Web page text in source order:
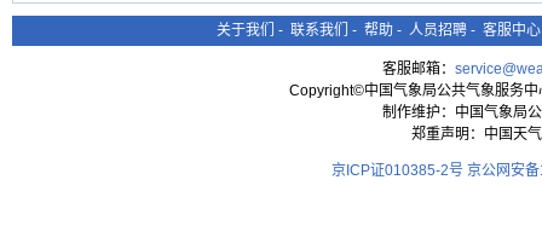
关于我们 - 联系我们 - 帮助 - 人员招聘 - 客服中心
客服邮箱：
Copyright©中国气象局公共气象服务
制作维护：中国气象局
郑重声明：中国天
京ICP证010385-2号 京公网安